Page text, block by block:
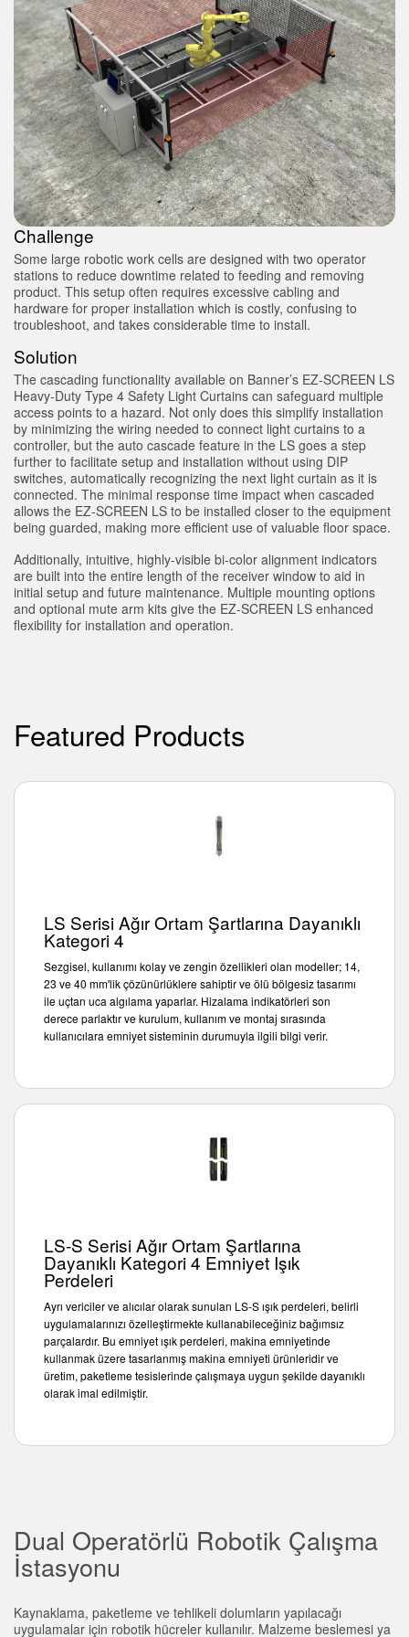
SENSÖRLER
Fotoelektrik Sensörler
Lazer Mesafe Ölçümü
Ölçüm Bariyerleri
3D Time of Flight
Radar Sensörler
Ultrasonik Sensörler
Fiber Optik Amfiler
Fiber Optics
Slot, Label, and Area Detection Sensors
İşaret Benekçiği algılama, Renk ve Lüminesans Sensörleri
Pick-to-Light Sensors
Sıcaklık ve Vibrasyon Sensörleri
Condition Monitoring Sensors
Wireless Condition Monitoring Sensors
Vibration Sensors
ACCESSORIES
AKSESUARLAR
Sensors with IO-Link
Call for Parts, Service, or Pallet Pickup
Condition Monitoring for Predictive and Preventative
Maintenance
Kestirimci Bakım
Kestirimci Bakım
Leading Edge Detection
Machine Monitoring/Overall Equipment Effectiveness
Overall Equipment Effectiveness (OEE)
Remote Monitoring
Tank Seviyesi İzleme
Factory Communication
İLGİLİ BAĞLANTILAR
IO-Link
Washdown
Challenge
Some large robotic work cells are designed with two operator
stations to reduce downtime related to feeding and removing
product. This setup often requires excessive cabling and
hardware for proper installation which is costly, confusing to
troubleshoot, and takes considerable time to install.
Solution
The cascading functionality available on Banner’s EZ-SCREEN LS
Heavy-Duty Type 4 Safety Light Curtains can safeguard multiple
access points to a hazard. Not only does this simplify installation
by minimizing the wiring needed to connect light curtains to a
controller, but the auto cascade feature in the LS goes a step
further to facilitate setup and installation without using DIP
switches, automatically recognizing the next light curtain as it is
connected. The minimal response time impact when cascaded
allows the EZ-SCREEN LS to be installed closer to the equipment
being guarded, making more efficient use of valuable floor space.
Additionally, intuitive, highly-visible bi-color alignment indicators
are built into the entire length of the receiver window to aid in
initial setup and future maintenance. Multiple mounting options
and optional mute arm kits give the EZ-SCREEN LS enhanced
flexibility for installation and operation.
Featured Products
LS Serisi Ağır Ortam Şartlarına Dayanıklı
Kategori 4
Sezgisel, kullanımı kolay ve zengin özellikleri olan modeller; 14,
23 ve 40 mm'lik çözünürlüklere sahiptir ve ölü bölgesiz tasarımı
ile uçtan uca algılama yaparlar. Hizalama indikatörleri son
derece parlaktır ve kurulum, kullanım ve montaj sırasında
kullanıcılara emniyet sisteminin durumuyla ilgili bilgi verir.
LS-S Serisi Ağır Ortam Şartlarına
Dayanıklı Kategori 4 Emniyet Işık
Perdeleri
Ayrı vericiler ve alıcılar olarak sunulan LS-S ışık perdeleri, belirli
uygulamalarınızı özelleştirmekte kullanabileceğiniz bağımsız
parçalardır. Bu emniyet ışık perdeleri, makina emniyetinde
kullanmak üzere tasarlanmış makina emniyeti ürünleridir ve
üretim, paketleme tesislerinde çalışmaya uygun şekilde dayanıklı
olarak imal edilmiştir.
Dual Operatörlü Robotik Çalışma
İstasyonu
Kaynaklama, paketleme ve tehlikeli dolumların yapılacağı
uygulamalar için robotik hücreler kullanılır. Malzeme beslemesi ya